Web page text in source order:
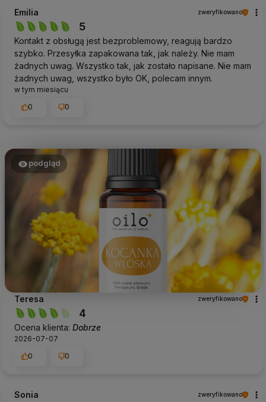
Emilia zweryfikowano
5
Kontakt z obsługą jest bezproblemowy, reagują bardzo
szybko. Przesyłka zapakowana tak, jak należy. Nie mam
żadnych uwag. Wszystko tak, jak zostało napisane. Nie mam
żadnych uwag, wszystko było OK, polecam innym.
w tym miesiącu
0
0
podgląd
Teresa zweryfikowano
4
Ocena klienta: Dobrze
2026-07-07
0
0
Sonia zweryfikowano